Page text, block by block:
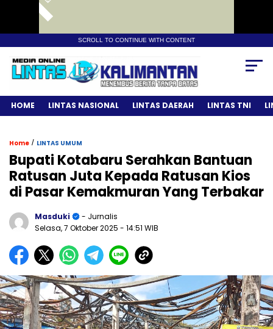
SCROLL TO CONTINUE WITH CONTENT
HOME LINTAS NASIONAL LINTAS DAERAH LINTAS TNI
Home / LINTAS UMUM
Bupati Kotabaru Serahkan Bantuan
Ratusan Juta Kepada Ratusan Kios
di Pasar Kemakmuran Yang Terbakar
Masduki
- Jurnalis
Selasa, 7 Oktober 2025 - 14:51 WIB